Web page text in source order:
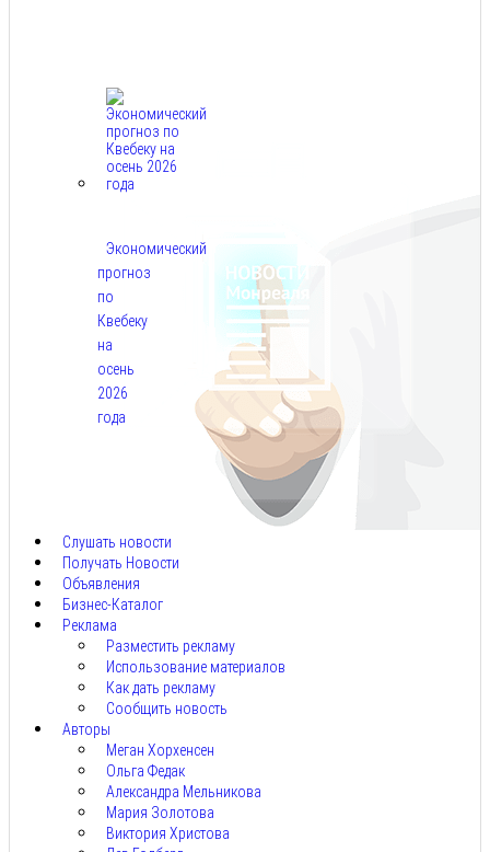
Экономический
прогноз
по
Квебеку
на
осень
2026
года
Слушать новости
Получать Новости
Объявления
Бизнес-Каталог
Реклама
Разместить рекламу
Использование материалов
Как дать рекламу
Сообщить новость
Авторы
Меган Хорхенсен
Ольга Федак
Александра Мельникова
Мария Золотова
Виктория Христова